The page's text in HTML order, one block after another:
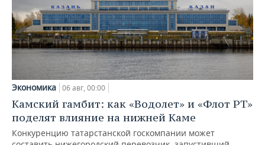
Экономика 06 авг, 00:00
Камский гамбит: как «Водолет» и «Флот РТ»
поделят влияние на нижней Каме
Конкуренцию татарстанской госкомпании может